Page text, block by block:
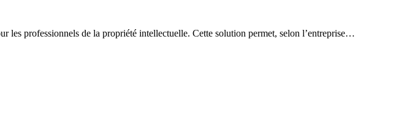
les professionnels de la propriété intellectuelle. Cette solution permet, selon l’entreprise…